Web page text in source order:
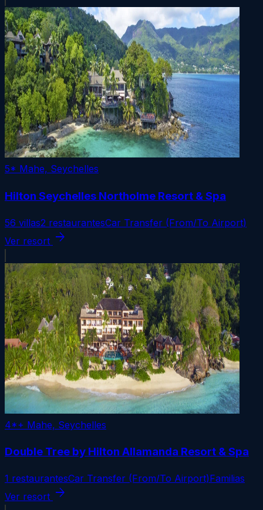
5* Mahe, Seychelles
Hilton Seychelles Northolme Resort & Spa
56 villas2 restaurantesCar Transfer (From/To Airport)
Ver resort arrow_forward
4*+ Mahe, Seychelles
Double Tree by Hilton Allamanda Resort & Spa
1 restaurantesCar Transfer (From/To Airport)Familias
Ver resort arrow_forward